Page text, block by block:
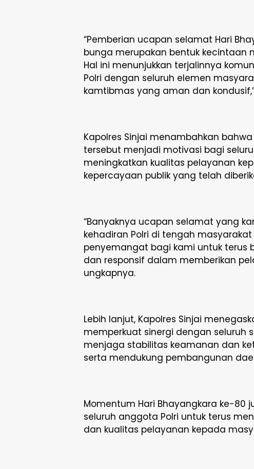
“Pemberian ucapan selamat Hari
bunga merupakan bentuk kecintaan
Hal ini menunjukkan terjalinnya
Polri dengan seluruh elemen
kamtibmas yang aman dan
Kapolres Sinjai menambahkan
tersebut menjadi motivasi bagi
meningkatkan kualitas pelayanan
kepercayaan publik yang telah
“Banyaknya ucapan selamat yang
kehadiran Polri di tengah
penyemangat bagi kami untuk terus
dan responsif dalam memberikan
ungkapnya.
Lebih lanjut, Kapolres Sinjai
memperkuat sinergi dengan seluruh
menjaga stabilitas keamanan dan
serta mendukung pembangunan
Momentum Hari Bhayangkara ke-80
seluruh anggota Polri untuk terus
dan kualitas pelayanan kepada